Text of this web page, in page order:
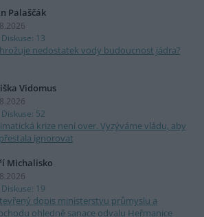
Palaščák
Diskuse: 13
nedostatek vody budoucnost jádra?
Vidomus
Diskuse: 52
krize není over. Vyzýváme vládu, aby
ignorovat
Michalisko
Diskuse: 19
dopis ministerstvu průmyslu a
ohledně sanace odvalu Heřmanice